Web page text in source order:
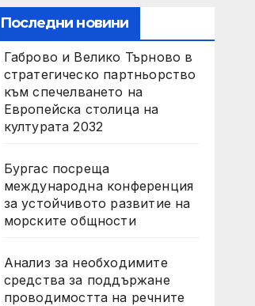
Последни новини
Габрово и Велико Търново в
стратегическо партньорство
към спечелването на
Европейска столица на
културата 2032
Бургас посреща
международна конференция
за устойчивото развитие на
морските общности
Анализ за необходимите
средства за поддържане
проводимостта на речните